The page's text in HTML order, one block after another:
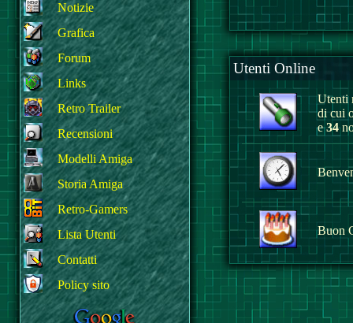
Notizie
Grafica
Forum
Links
Retro Trailer
Recensioni
Modelli Amiga
Storia Amiga
Retro-Gamers
Lista Utenti
Contatti
Policy sito
Utenti Online
Utenti
di cui
e34
Buon